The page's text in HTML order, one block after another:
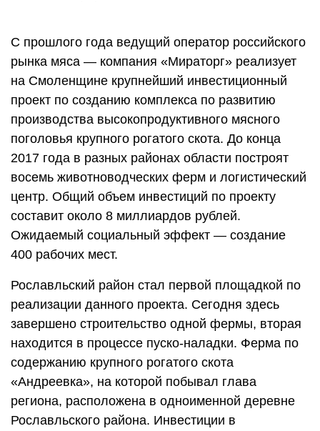
С прошлого года ведущий оператор российского
рынка мяса — компания «Мираторг» реализует
на Смоленщине крупнейший инвестиционный
проект по созданию комплекса по развитию
производства высокопродуктивного мясного
поголовья крупного рогатого скота. До конца
2017 года в разных районах области построят
восемь животноводческих ферм и логистический
центр. Общий объем инвестиций по проекту
составит около 8 миллиардов рублей.
Ожидаемый социальный эффект — создание
400 рабочих мест.
Рославльский район стал первой площадкой по
реализации данного проекта. Сегодня здесь
завершено строительство одной фермы, вторая
находится в процессе пуско-наладки. Ферма по
содержанию крупного рогатого скота
«Андреевка», на которой побывал глава
региона, расположена в одноименной деревне
Рославльского района. Инвестиции в